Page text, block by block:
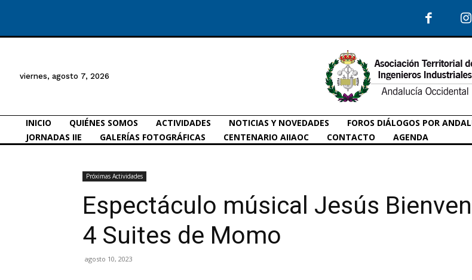
viernes, agosto 7, 2026
INICIO QUIÉNES SOMOS ACTIVIDADES NOTICIAS Y NOVEDADES FOROS DIÁLOGOS POR
JORNADAS IIE
GALERÍAS FOTOGRÁFICAS CENTENARIO AIIAOC CONTACTO AGENDA
Próximas Actividades
Espectáculo músical Jesús
4 Suites de Momo
agosto 10, 2023